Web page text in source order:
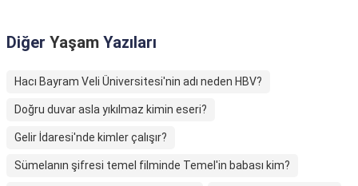
Diğer Yaşam Yazıları
Hacı Bayram Veli Üniversitesi'nin adı neden HBV?
Doğru duvar asla yıkılmaz kimin eseri?
Gelir İdaresi'nde kimler çalışır?
Sümelanın şifresi temel filminde Temel'in babası kim?